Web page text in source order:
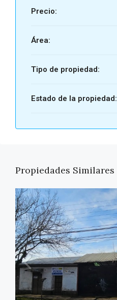
Precio:
Área:
Tipo de propiedad:
Estado de la propiedad:
Propiedades Similares